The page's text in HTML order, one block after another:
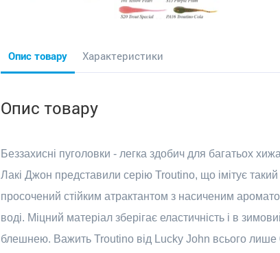
Опис товару Характеристики
Опис товару
Беззахисні пуголовки - легка здобич для багатьох
Лакі Джон представили серію Troutino, що імітує
просочений стійким атрактантом з насиченим
воді. Міцний матеріал зберігає еластичність і в
блешнею. Важить Troutino від Lucky John всього